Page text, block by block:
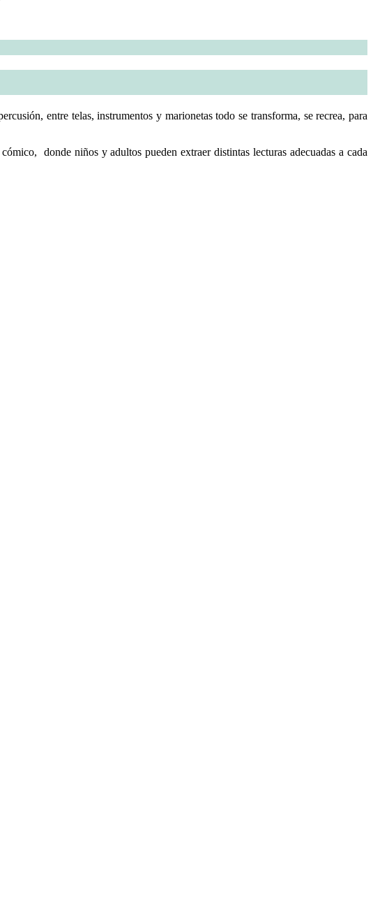
entre telas, instrumentos y marionetas todo se transforma, se recrea, para
donde niños y adultos pueden extraer distintas lecturas adecuadas a cada